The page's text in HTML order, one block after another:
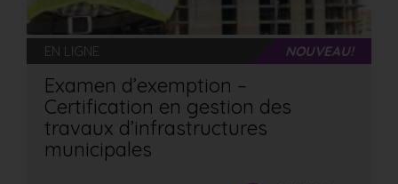
EN LIGNE NOUVEAU!
Examen d’exemption –
Certification en gestion des
travaux d’infrastructures
municipales